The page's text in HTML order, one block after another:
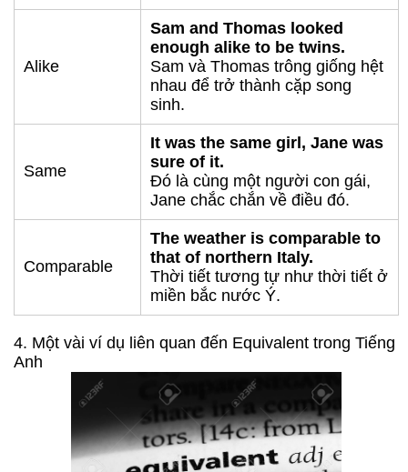
Alike
Sam and Thomas looked
enough alike to be twins.
Sam và Thomas trông giống hệt
nhau để trở thành cặp song
sinh.
Same
It was the same girl, Jane was
sure of it.
Đó là cùng một người con gái,
Jane chắc chắn về điều đó.
Comparable
The weather is comparable to
that of northern Italy.
Thời tiết tương tự như thời tiết ở
miền bắc nước Ý.
4. Một vài ví dụ liên quan đến Equivalent trong Tiếng
Anh